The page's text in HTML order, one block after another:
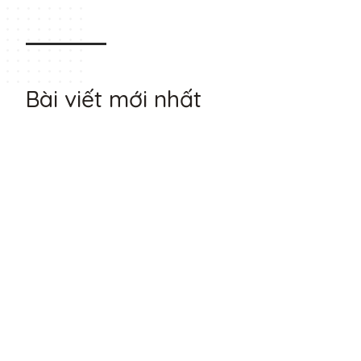
Bài viết mới nhất